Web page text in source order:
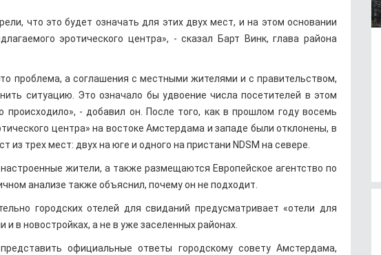
что это будет означать для этих двух мест, и на этом основании
эротического центра», - сказал Барт Винк, глава района
проблема, а соглашения с местными жителями и с правительством,
ситуацию. Это означало бы удвоение числа посетителей в этом
- добавил он. После того, как в прошлом году восемь
центра» на востоке Амстердама и западе были отклонены, в
трех мест: двух на юге и одного на пристани NDSM на севере.
жители, а также размещаются Европейское агентство по
анализе также объяснил, почему он не подходит.
городских отелей для свиданий предусматривает «отели для
в новостройках, а не в уже заселенных районах.
официальные ответы городскому совету Амстердама,